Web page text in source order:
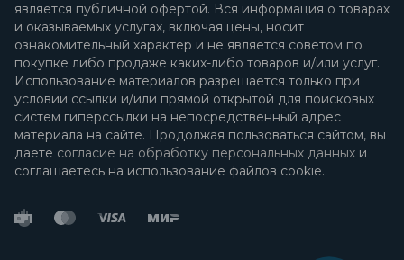
является публичной офертой. Вся информация о товарах
и оказываемых услугах, включая цены, носит
ознакомительный характер и не является советом по
покупке либо продаже каких-либо товаров и/или услуг.
Использование материалов разрешается только при
условии ссылки и/или прямой открытой для поисковых
систем гиперссылки на непосредственный адрес
материала на сайте. Продолжая пользоваться сайтом, вы
даете согласие на обработку персональных данных и
соглашаетесь на использование файлов cookie.